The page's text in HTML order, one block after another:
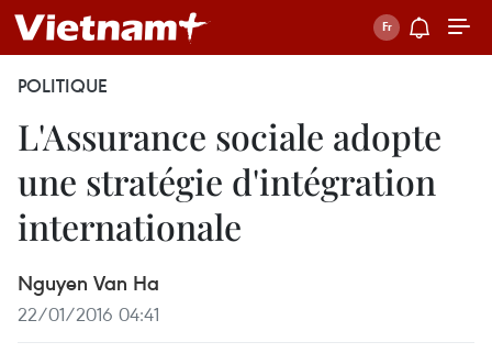
POLITIQUE
L'Assurance sociale adopte
une stratégie d'intégration
internationale
Nguyen Van Ha
22/01/2016 04:41